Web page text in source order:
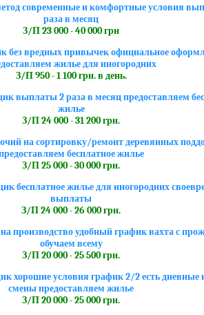
современные и комфортные условия
раза в месяц
З/П 23 000 - 40 000 грн
без вредных привычек официальное
жилье для иногородних
З/П 950 - 1 100 грн. в день.
выплаты 2 раза в месяц предоставляем
жилье
З/П 24 000 - 31 200 грн.
на сортировку/ремонт деревянных
бесплатное жилье
З/П 25 000 - 30 000 грн.
бесплатное жилье для иногородних
выплаты
З/П 24 000 - 26 000 грн.
производство удобный график вахта с
обучаем всему
З/П 20 000 - 25 500 грн.
хорошие условия график 2/2 есть дневные
смены предоставляем жилье
З/П 20 000 - 25 000 грн.